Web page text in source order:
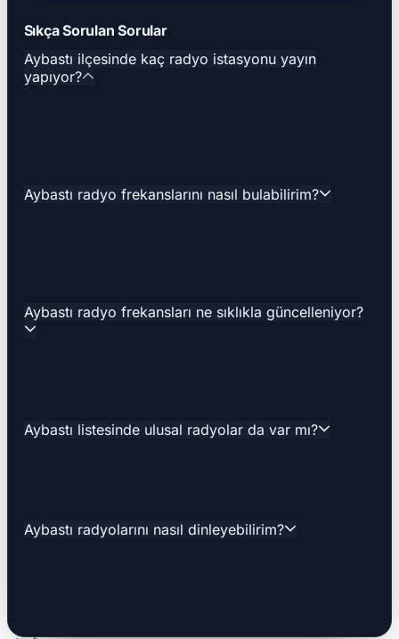
Sıkça Sorulan Sorular
Aybastı ilçesinde kaç radyo istasyonu yayın
yapıyor?
Aybastı radyo frekanslarını nasıl bulabilirim?
Aybastı radyo frekansları ne sıklıkla güncelleniyor?
Aybastı listesinde ulusal radyolar da var mı?
Aybastı radyolarını nasıl dinleyebilirim?